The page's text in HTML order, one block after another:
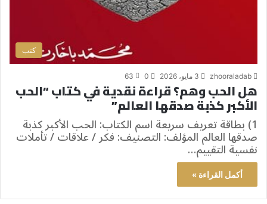
كتب
zhooraladab 3 مايو، 2026 0
63
هل الحب وهم؟ قراءة نقدية في كتاب “الحب
الأكبر كذبة صدقها العالم”
1) بطاقة تعريف سريعة اسم الكتاب: الحب الأكبر كذبة
صدقها العالم المؤلف: التصنيف: فكر / علاقات / تأملات
نفسية التقييم…
أكمل القراءة »